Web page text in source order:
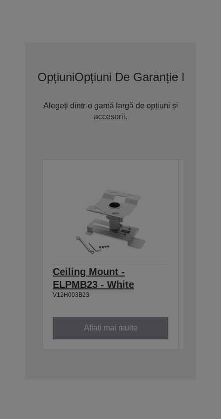
OpțiuniOpțiuni De Garanție
Alegeți dintr-o gamă largă de opțiuni și
accesorii.
Ceiling Mount -
ELPMB23 - White
V12H003B23
Aflați mai multe